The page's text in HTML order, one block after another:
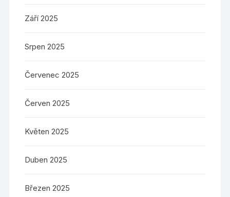
Září 2025
Srpen 2025
Červenec 2025
Červen 2025
Květen 2025
Duben 2025
Březen 2025